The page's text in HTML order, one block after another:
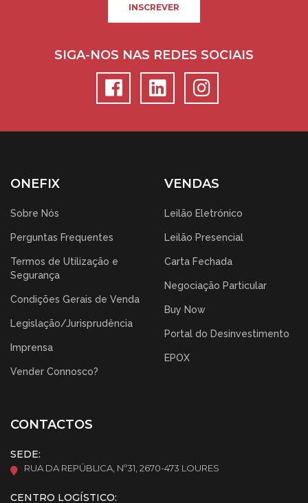
INSCREVER
SIGA-NOS NAS REDES SOCIAIS
ONEFIX
Sobre Nós
Perguntas Frequentes
Termos de Utilização e
Segurança
Condições Gerais de Venda
Legislação/Jurisprudência
Imprensa
Vender Connosco?
VENDAS
Leilão Eletrónico
Leilão Presencial
Carta Fechada
Negociação Particular
Buy Now
Portal do Desinvestimento
EPOX
CONTACTOS
SEDE:
RUA DA REPÚBLICA, Nº31, 2670-473 LOURES
CENTRO LOGÍSTICO: